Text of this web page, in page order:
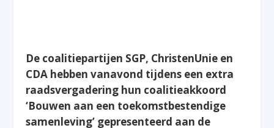
De coalitiepartijen SGP, ChristenUnie en
CDA hebben vanavond tijdens een extra
raadsvergadering hun coalitieakkoord
‘Bouwen aan een toekomstbestendige
samenleving’ gepresenteerd aan de